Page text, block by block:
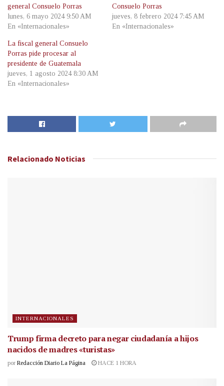
general Consuelo Porras
lunes, 6 mayo 2024 9:50 AM
En «Internacionales»
Consuelo Porras
jueves, 8 febrero 2024 7:45 AM
En «Internacionales»
La fiscal general Consuelo
Porras pide procesar al
presidente de Guatemala
jueves, 1 agosto 2024 8:30 AM
En «Internacionales»
Relacionado Noticias
INTERNACIONALES
Trump firma decreto para negar ciudadanía a hijos
nacidos de madres «turistas»
por Redacción Diario La Página HACE 1 HORA